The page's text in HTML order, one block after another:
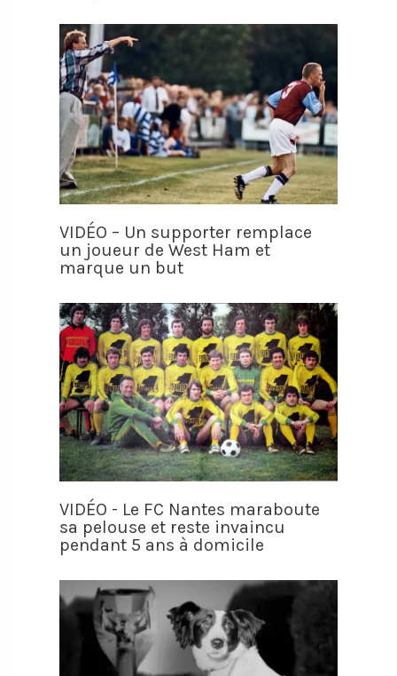
VIDÉO – Un supporter remplace
un joueur de West Ham et
marque un but
VIDÉO - Le FC Nantes maraboute
sa pelouse et reste invaincu
pendant 5 ans à domicile